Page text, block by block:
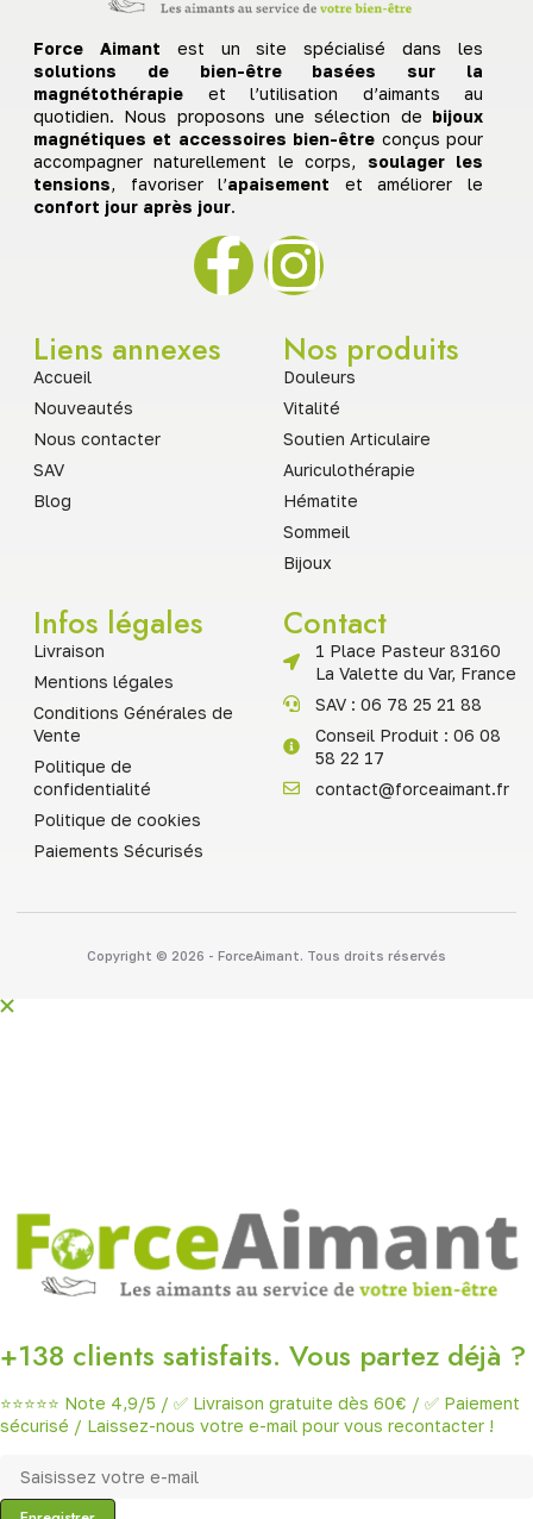
Force Aimant est un site spécialisé dans les
solutions de bien-être basées sur la
magnétothérapie et l’utilisation d’aimants au
quotidien. Nous proposons une sélection de bijoux
magnétiques et accessoires bien-être conçus pour
accompagner naturellement le corps, soulager les
tensions, favoriser l’apaisement et améliorer le
confort jour après jour.
Liens annexes
Accueil
Nouveautés
Nous contacter
SAV
Blog
Nos produits
Douleurs
Vitalité
Soutien Articulaire
Auriculothérapie
Hématite
Sommeil
Bijoux
Infos légales
Livraison
Mentions légales
Conditions Générales de
Vente
Politique de
confidentialité
Politique de cookies
Paiements Sécurisés
Contact
1 Place Pasteur 83160
La Valette du Var, France
SAV : 06 78 25 21 88
Conseil Produit : 06 08
58 22 17
contact@forceaimant.fr
Copyright © 2026 - ForceAimant. Tous droits réservés
+138 clients satisfaits. Vous partez déjà ?
⭐⭐⭐⭐⭐ Note 4,9/5 / ✅ Livraison gratuite dès 60€ / ✅ Paiement
sécurisé / Laissez-nous votre e-mail pour vous recontacter !